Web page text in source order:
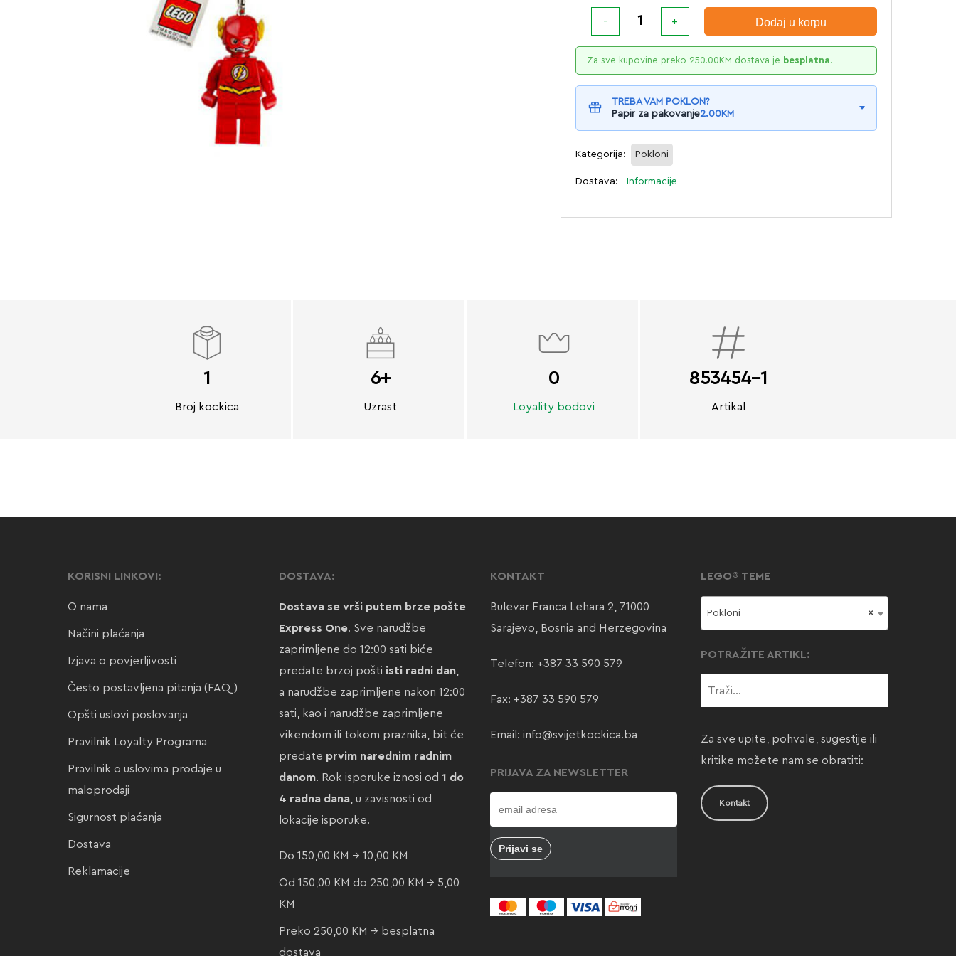
Dodaj u korpu
Za sve kupovine preko 250.00KM dostava je besplatna.
TREBA VAM POKLON?
Papir za pakovanje2.00KM
Kategorija: Pokloni
Dostava: Informacije
1
Broj kockica
6+
Uzrast
0
Loyality bodovi
853454-1
Artikal
KORISNI LINKOVI:
O nama
Načini plaćanja
Izjava o povjerljivosti
Često postavljena pitanja (FAQ)
Opšti uslovi poslovanja
Pravilnik Loyalty Programa
Pravilnik o uslovima prodaje u
maloprodaji
Sigurnost plaćanja
Dostava
Reklamacije
DOSTAVA:
Dostava se vrši putem brze pošte
Express One. Sve narudžbe
zaprimljene do 12:00 sati biće
predate brzoj pošti isti radni dan,
a narudžbe zaprimljene nakon 12:00
sati, kao i narudžbe zaprimljene
vikendom ili tokom praznika, bit će
predate prvim narednim radnim
danom. Rok isporuke iznosi od 1 do
4 radna dana, u zavisnosti od
lokacije isporuke.
Do 150,00 KM → 10,00 KM
Od 150,00 KM do 250,00 KM → 5,00
KM
Preko 250,00 KM → besplatna
dostava
KONTAKT
Bulevar Franca Lehara 2, 71000
Sarajevo, Bosnia and Herzegovina
Telefon: +387 33 590 579
Fax: +387 33 590 579
Email: info@svijetkockica.ba
PRIJAVA ZA NEWSLETTER
LEGO® TEME
×
Pokloni
POTRAŽITE ARTIKL:
Za sve upite, pohvale, sugestije ili
kritike možete nam se obratiti:
Kontakt